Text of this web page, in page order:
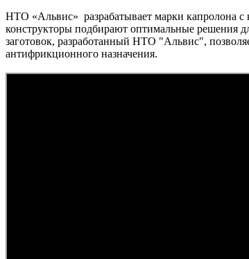
НТО «Альвис» разрабатывает марки капролона
конструкторы подбирают оптимальные решения
заготовок, разработанный НТО "Альвис",
антифрикционного назначения.